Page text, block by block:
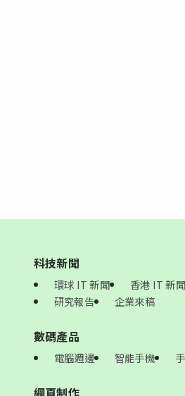
科技新聞
環球 IT 新聞 香港 IT 新聞
研究報告
企業來稿
數碼產品
電腦週邊 智能手機
網頁制作